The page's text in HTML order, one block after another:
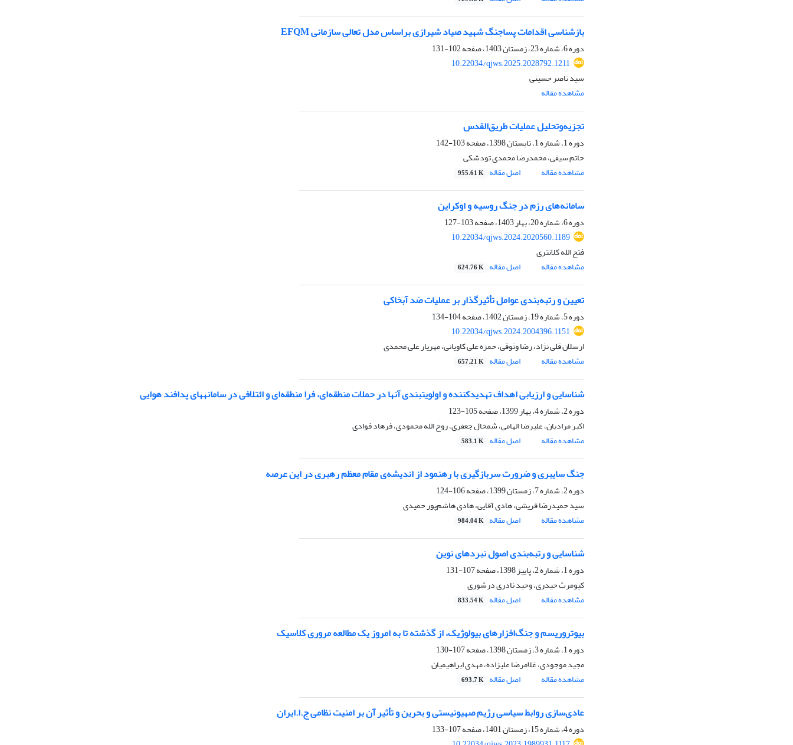
بازشناسی اقدامات پساجنگ شهید صیاد شیرازی براساس مدل تعالی سازمانی EFQM
دوره 6، شماره 23، زمستان 1403، صفحه
102-131
10.22034/qjws.2025.2028792.1211
سید ناصر حسینی
مشاهده مقاله
تجزیه‌وتحلیل عملیات طریق‌القدس
دوره 1، شماره 1، تابستان 1398، صفحه
103-142
حاتم سیفی، محمدرضا محمدی تودشکی
مشاهده مقاله
اصل مقاله 955.61 K
سامانه‌های رزم در جنگ روسیه و اوکراین
دوره 6، شماره 20، بهار 1403، صفحه
103-127
10.22034/qjws.2024.2020560.1189
فتح الله کلانتری
مشاهده مقاله
اصل مقاله 624.76 K
تعیین و رتبه‌بندی عوامل تأثیرگذار بر عملیات ضد آبخاکی
دوره 5، شماره 19، زمستان 1402، صفحه
104-134
10.22034/qjws.2024.2004396.1151
ارسلان قلی نژاد، رضا وثوقی، حمزه علی کاویانی، مهریار علی محمدی
مشاهده مقاله
اصل مقاله 657.21 K
شناسایی و ارزیابی اهداف تهدیدکننده و اولویت‏بندی آن‏ها در حملات منطقه‌ای، فرا منطقه‌ای و ائتلافی در سامانه‏های پدافند هوایی
دوره 2، شماره 4، بهار 1399، صفحه
105-123
اکبر مرادیان، علیرضا الهامی، شمخال جعفری، روح الله محمودی، فرهاد فوادی
مشاهده مقاله
اصل مقاله 583.1 K
جنگ سایبری و ضرورت سربازگیری با رهنمود از اندیشه‌ی مقام معظم رهبری در این عرصه
دوره 2، شماره 7، زمستان 1399، صفحه
106-124
سید حمیدرضا قریشی، هادی آقایی، هادی هاشم‌پور حمیدی
مشاهده مقاله
اصل مقاله 984.04 K
شناسایی و رتبه‌بندی اصول نبردهای نوین
دوره 1، شماره 2، پاییز 1398، صفحه
107-131
کیومرث حیدری، وحید نادری درشوری
مشاهده مقاله
اصل مقاله 833.54 K
بیوتروریسم و جنگ‌افزارهای بیولوژیک، از گذشته تا به امروز یک مطالعه مروری کلاسیک
دوره 1، شماره 3، زمستان 1398، صفحه
107-130
مجید موجودی، غلامرضا علیزاده، مهدی ابراهیمیان
مشاهده مقاله
اصل مقاله 693.7 K
عادی‌سازی روابط سیاسی رژیم صهیونیستی و بحرین و تأثیر آن بر امنیت نظامی ج.ا.ایران
دوره 4، شماره 15، زمستان 1401، صفحه
107-133